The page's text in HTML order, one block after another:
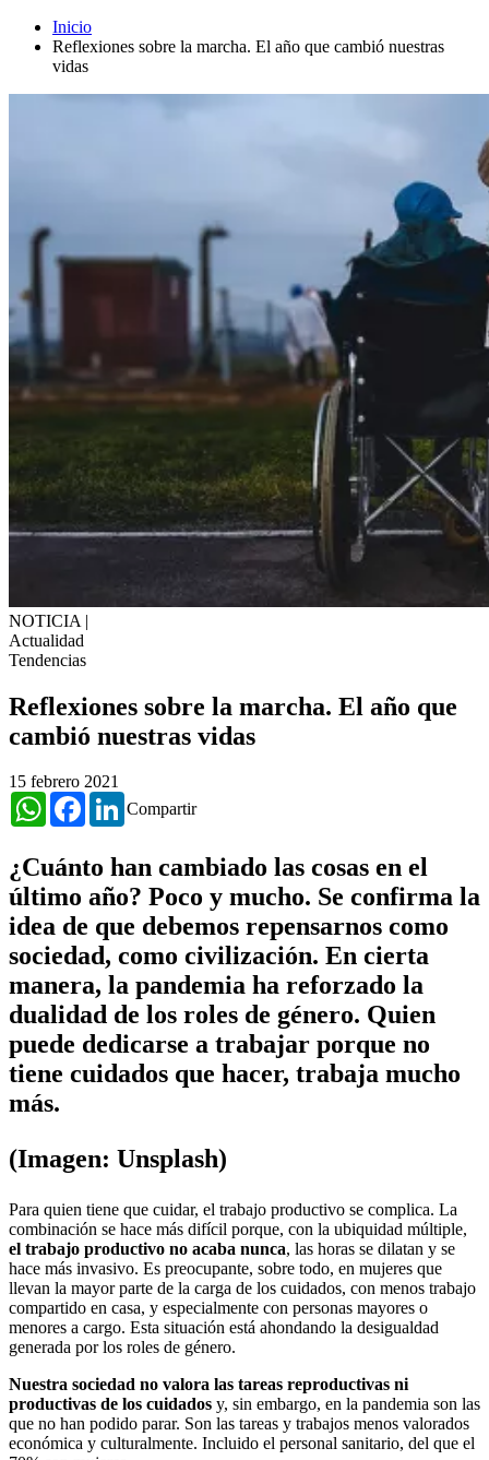
Inicio
Reflexiones sobre la marcha. El año que cambió nuestras
vidas
NOTICIA |
Actualidad
Tendencias
Reflexiones sobre la marcha. El año que
cambió nuestras vidas
15 febrero 2021
Compartir
WhatsAppFacebookLinkedIn
¿Cuánto han cambiado las cosas en el
último año? Poco y mucho. Se confirma la
idea de que debemos repensarnos como
sociedad, como civilización. En cierta
manera, la pandemia ha reforzado la
dualidad de los roles de género. Quien
puede dedicarse a trabajar porque no
tiene cuidados que hacer, trabaja mucho
más.
(Imagen: Unsplash)
Para quien tiene que cuidar, el trabajo productivo se complica. La
combinación se hace más difícil porque, con la ubiquidad múltiple,
el trabajo productivo no acaba nunca, las horas se dilatan y se
hace más invasivo. Es preocupante, sobre todo, en mujeres que
llevan la mayor parte de la carga de los cuidados, con menos trabajo
compartido en casa, y especialmente con personas mayores o
menores a cargo. Esta situación está ahondando la desigualdad
generada por los roles de género.
Nuestra sociedad no valora las tareas reproductivas ni
productivas de los cuidados y, sin embargo, en la pandemia son las
que no han podido parar. Son las tareas y trabajos menos valorados
económica y culturalmente. Incluido el personal sanitario, del que el